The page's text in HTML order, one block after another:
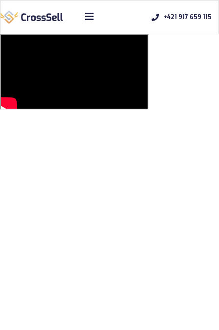
+421 917 659 115